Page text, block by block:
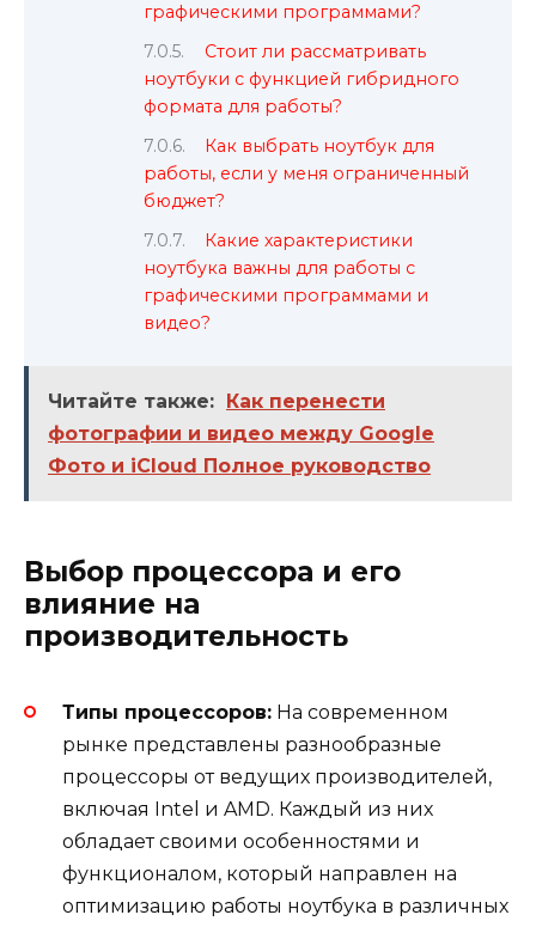
графическими программами?
Стоит ли рассматривать
ноутбуки с функцией гибридного
формата для работы?
Как выбрать ноутбук для
работы, если у меня ограниченный
бюджет?
Какие характеристики
ноутбука важны для работы с
графическими программами и
видео?
Читайте также:
Как перенести
фотографии и видео между Google
Фото и iCloud Полное руководство
Выбор процессора и его
влияние на
производительность
Типы процессоров: На современном
рынке представлены разнообразные
процессоры от ведущих производителей,
включая Intel и AMD. Каждый из них
обладает своими особенностями и
функционалом, который направлен на
оптимизацию работы ноутбука в различных